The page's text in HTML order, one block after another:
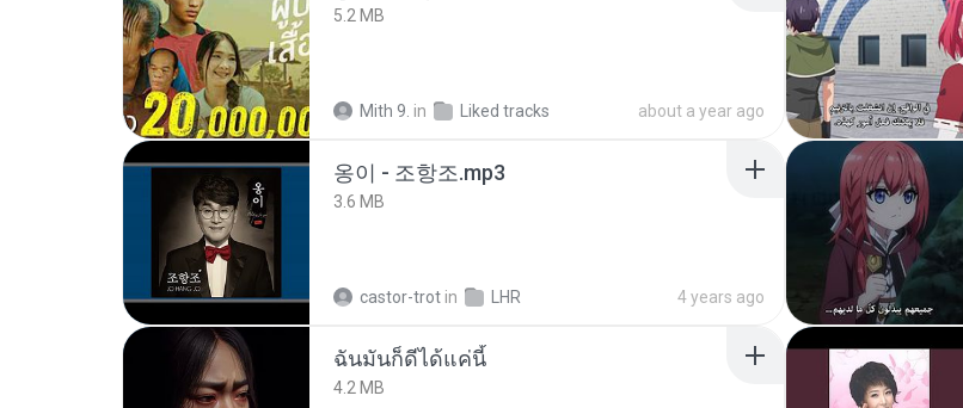
5.2 MB
Mith 9. in Liked tracks about a year ago
옹이 - 조항조.mp3
3.6 MB
castor-trot in LHR 4 years ago
ฉันมันก็ดีได้แค่นี้
4.2 MB